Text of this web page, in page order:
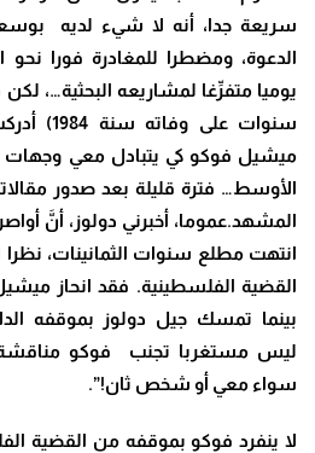
سريعة جدا، أنه لا شيء لديه
الدعوة، ومضطرا للمغادرة فورا نحو
يوميا متفرِّغا لمشاريعه البحثية…،
سنوات
ميشيل فوكو كي يتبادل معي
الأوسط… فترة قليلة بعد صدور
المشهد.عموما، أخبرني دولوز، أنَّ
انتهت مطلع سنوات الثمانينات،
القضية الفلسطينية. فقد انحاز
بينما تمسك جيل دولوز بموقفه
ليس مستغربا تجنب فوكو
سواء معي أو شخص ثان!”.
لا ينفرد فوكو بموقفه من القضية